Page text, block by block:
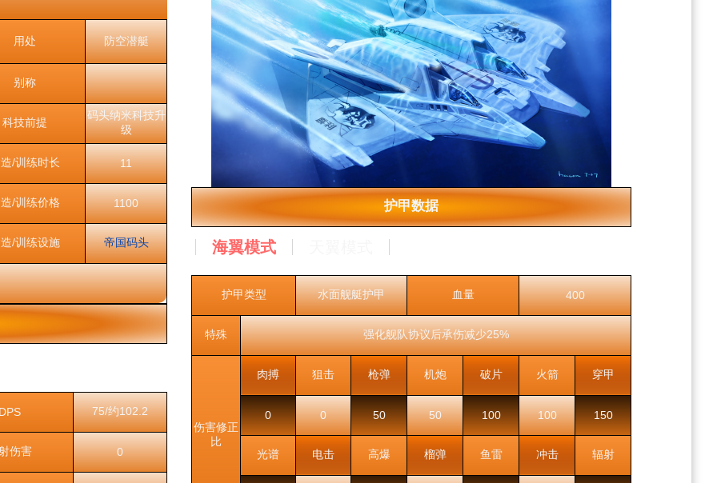
用处 防空潜艇
别称
科技前提
码头纳米科技升
级
/训练时长 11
/训练价格 1100
/训练设施 帝国码头
75/约102.2
伤害 0
护甲数据
海翼模式
护甲类型 水面舰艇护甲 血量 400
特殊 强化舰队协议后承伤减少25%
伤害修正
比
肉搏 狙击 枪弹 机炮 破片 火箭 穿甲
0 0 50 50 100 100 150
光谱 电击 高爆 榴弹 鱼雷 冲击 辐射